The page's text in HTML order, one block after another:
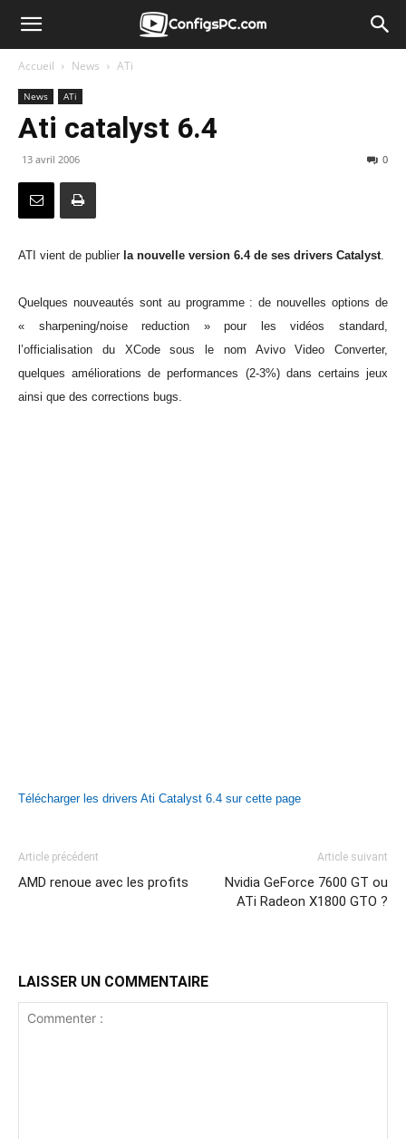
Accueil News ATi
News ATi
Ati catalyst 6.4
13 avril 2006 0
ATI vient de publier la nouvelle version 6.4 de ses drivers Catalyst.
Quelques nouveautés sont au programme : de nouvelles options de
« sharpening/noise reduction » pour les vidéos standard,
l’officialisation du XCode sous le nom Avivo Video Converter,
quelques améliorations de performances (2-3%) dans certains jeux
ainsi que des corrections bugs.
Télécharger les drivers Ati Catalyst 6.4 sur cette page
Article précédent
AMD renoue avec les profits
Article suivant
Nvidia GeForce 7600 GT ou
ATi Radeon X1800 GTO ?
LAISSER UN COMMENTAIRE